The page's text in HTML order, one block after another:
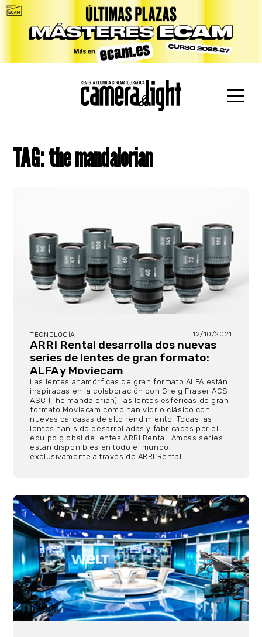
TAG: the mandalorian
TECNOLOGÍA 12/10/2021
ARRI Rental desarrolla dos nuevas
series de lentes de gran formato:
ALFA y Moviecam
Las lentes anamórficas de gran formato ALFA están
inspiradas en la colaboración con Greig Fraser ACS,
ASC (The mandalorian); las lentes esféricas de gran
formato Moviecam combinan vidrio clásico con
nuevas carcasas de alto rendimiento. Todas las
lentes han sido desarrolladas y fabricadas por el
equipo global de lentes ARRI Rental. Ambas series
están disponibles en todo el mundo,
exclusivamente a través de ARRI Rental.